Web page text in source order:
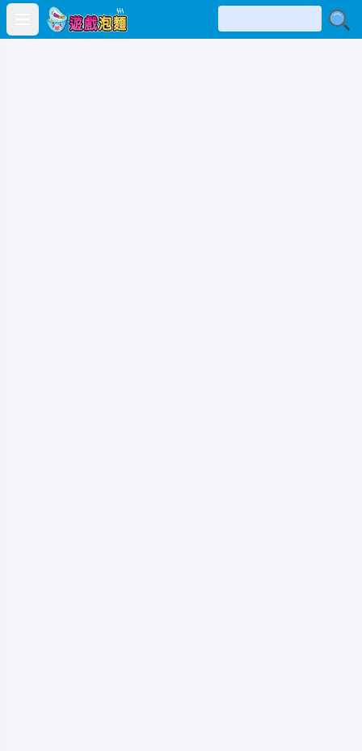
Open main menu